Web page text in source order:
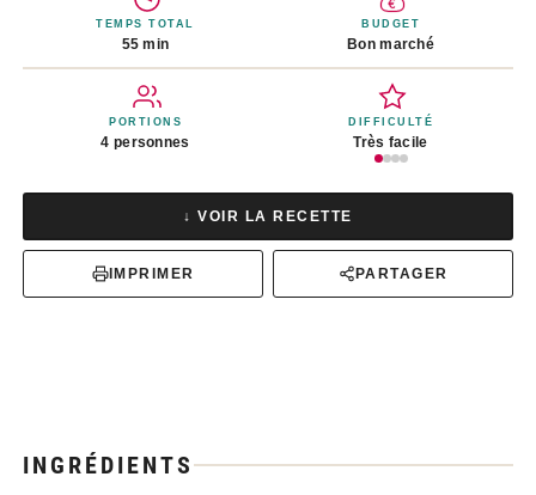
TEMPS TOTAL
55 min
BUDGET
Bon marché
PORTIONS
4 personnes
DIFFICULTÉ
Très facile
↓ VOIR LA RECETTE
IMPRIMER PARTAGER
INGRÉDIENTS